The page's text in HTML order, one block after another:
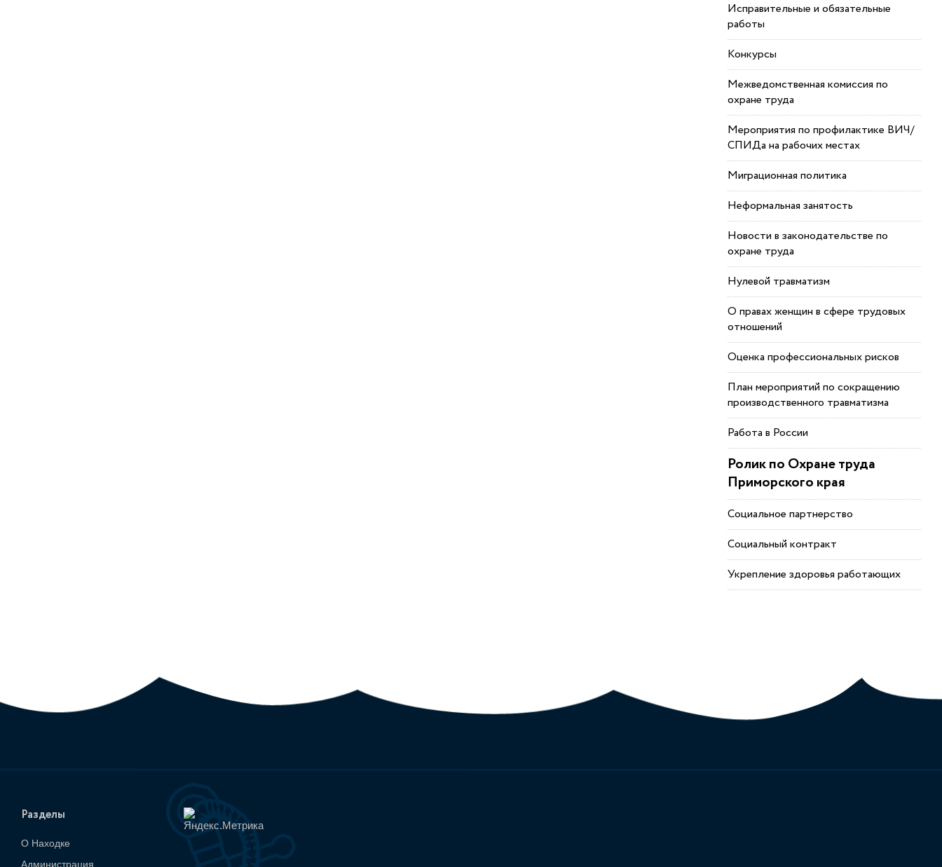
Исправительные и обязательные
работы
Конкурсы
Межведомственная комиссия по
охране труда
Мероприятия по профилактике ВИЧ/
СПИДа на рабочих местах
Миграционная политика
Неформальная занятость
Новости в законодательстве по
охране труда
Нулевой травматизм
О правах женщин в сфере трудовых
отношений
Оценка профессиональных рисков
План мероприятий по сокращению
производственного травматизма
Работа в России
Ролик по Охране труда
Приморского края
Социальное партнерство
Социальный контракт
Укрепление здоровья работающих
Разделы
О Находке
Администрация